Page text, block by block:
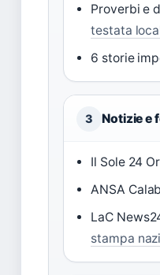
Proverbi e
testata
6 storie
3 Notizie e
Il Sole 24
ANSA
LaC
stampa